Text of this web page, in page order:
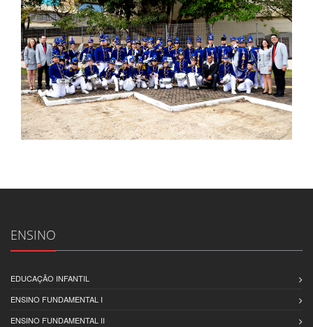
ENSINO
EDUCAÇÃO INFANTIL
ENSINO FUNDAMENTAL I
ENSINO FUNDAMENTAL II